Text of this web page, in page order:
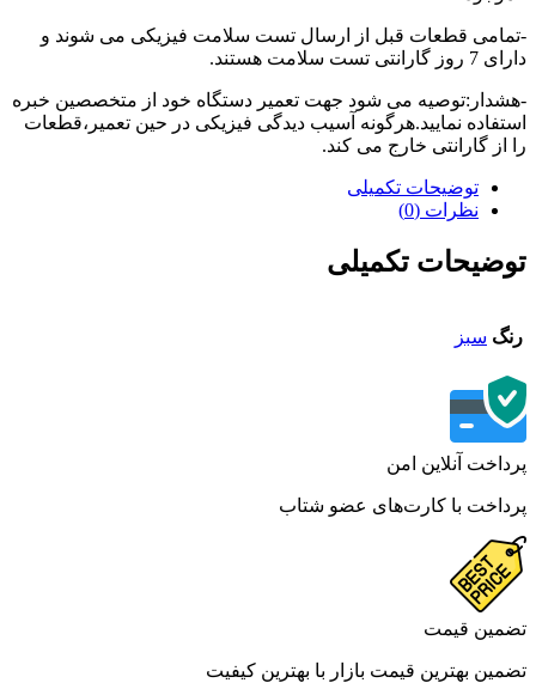
قطعات قبل از ارسال تست سلامت فیزیکی می شوند و
تست سلامت هستند.
می شود جهت تعمیر دستگاه خود از متخصصین خبره
نمایید.هرگونه آسیب دیدگی فیزیکی در حین تعمیر،قطعات
گارانتی خارج می کند.
توضیحات تکمیلی
نظرات (0)
تکمیلی
سبز
آنلاین امن
با کارت‌های عضو شتاب
قیمت
بهترین قیمت بازار با بهترین کیفیت